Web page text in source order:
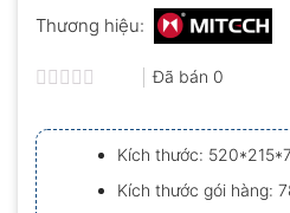
Thương hiệu:
xếp
hạng
0.0
5
sao
Đã bán 0
Kích thước:
Kích thước gói hàng: